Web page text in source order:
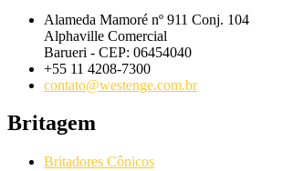
Alameda Mamoré nº 911 Conj. 104
Alphaville Comercial
Barueri - CEP: 06454040
+55 11 4208-7300
contato@westenge.com.br
Britagem
Britadores Cônicos